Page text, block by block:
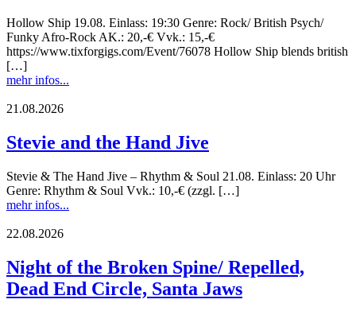
Hollow Ship 19.08. Einlass: 19:30 Genre: Rock/ British Psych/
Funky Afro-Rock AK.: 20,-€ Vvk.: 15,-€
https://www.tixforgigs.com/Event/76078 Hollow Ship blends british
[…]
mehr infos...
21.08.2026
Stevie and the Hand Jive
Stevie & The Hand Jive – Rhythm & Soul 21.08. Einlass: 20 Uhr
Genre: Rhythm & Soul Vvk.: 10,-€ (zzgl. […]
mehr infos...
22.08.2026
Night of the Broken Spine/ Repelled,
Dead End Circle, Santa Jaws